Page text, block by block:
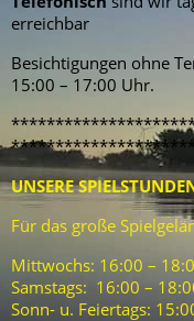
erreichbar
Besichtigungen ohne
15:00 – 17:00 Uhr.
UNSERE
Für das große
Mittwochs: 16:00 –
Samstags: 16:00 –
Sonn- u. Feiertags: